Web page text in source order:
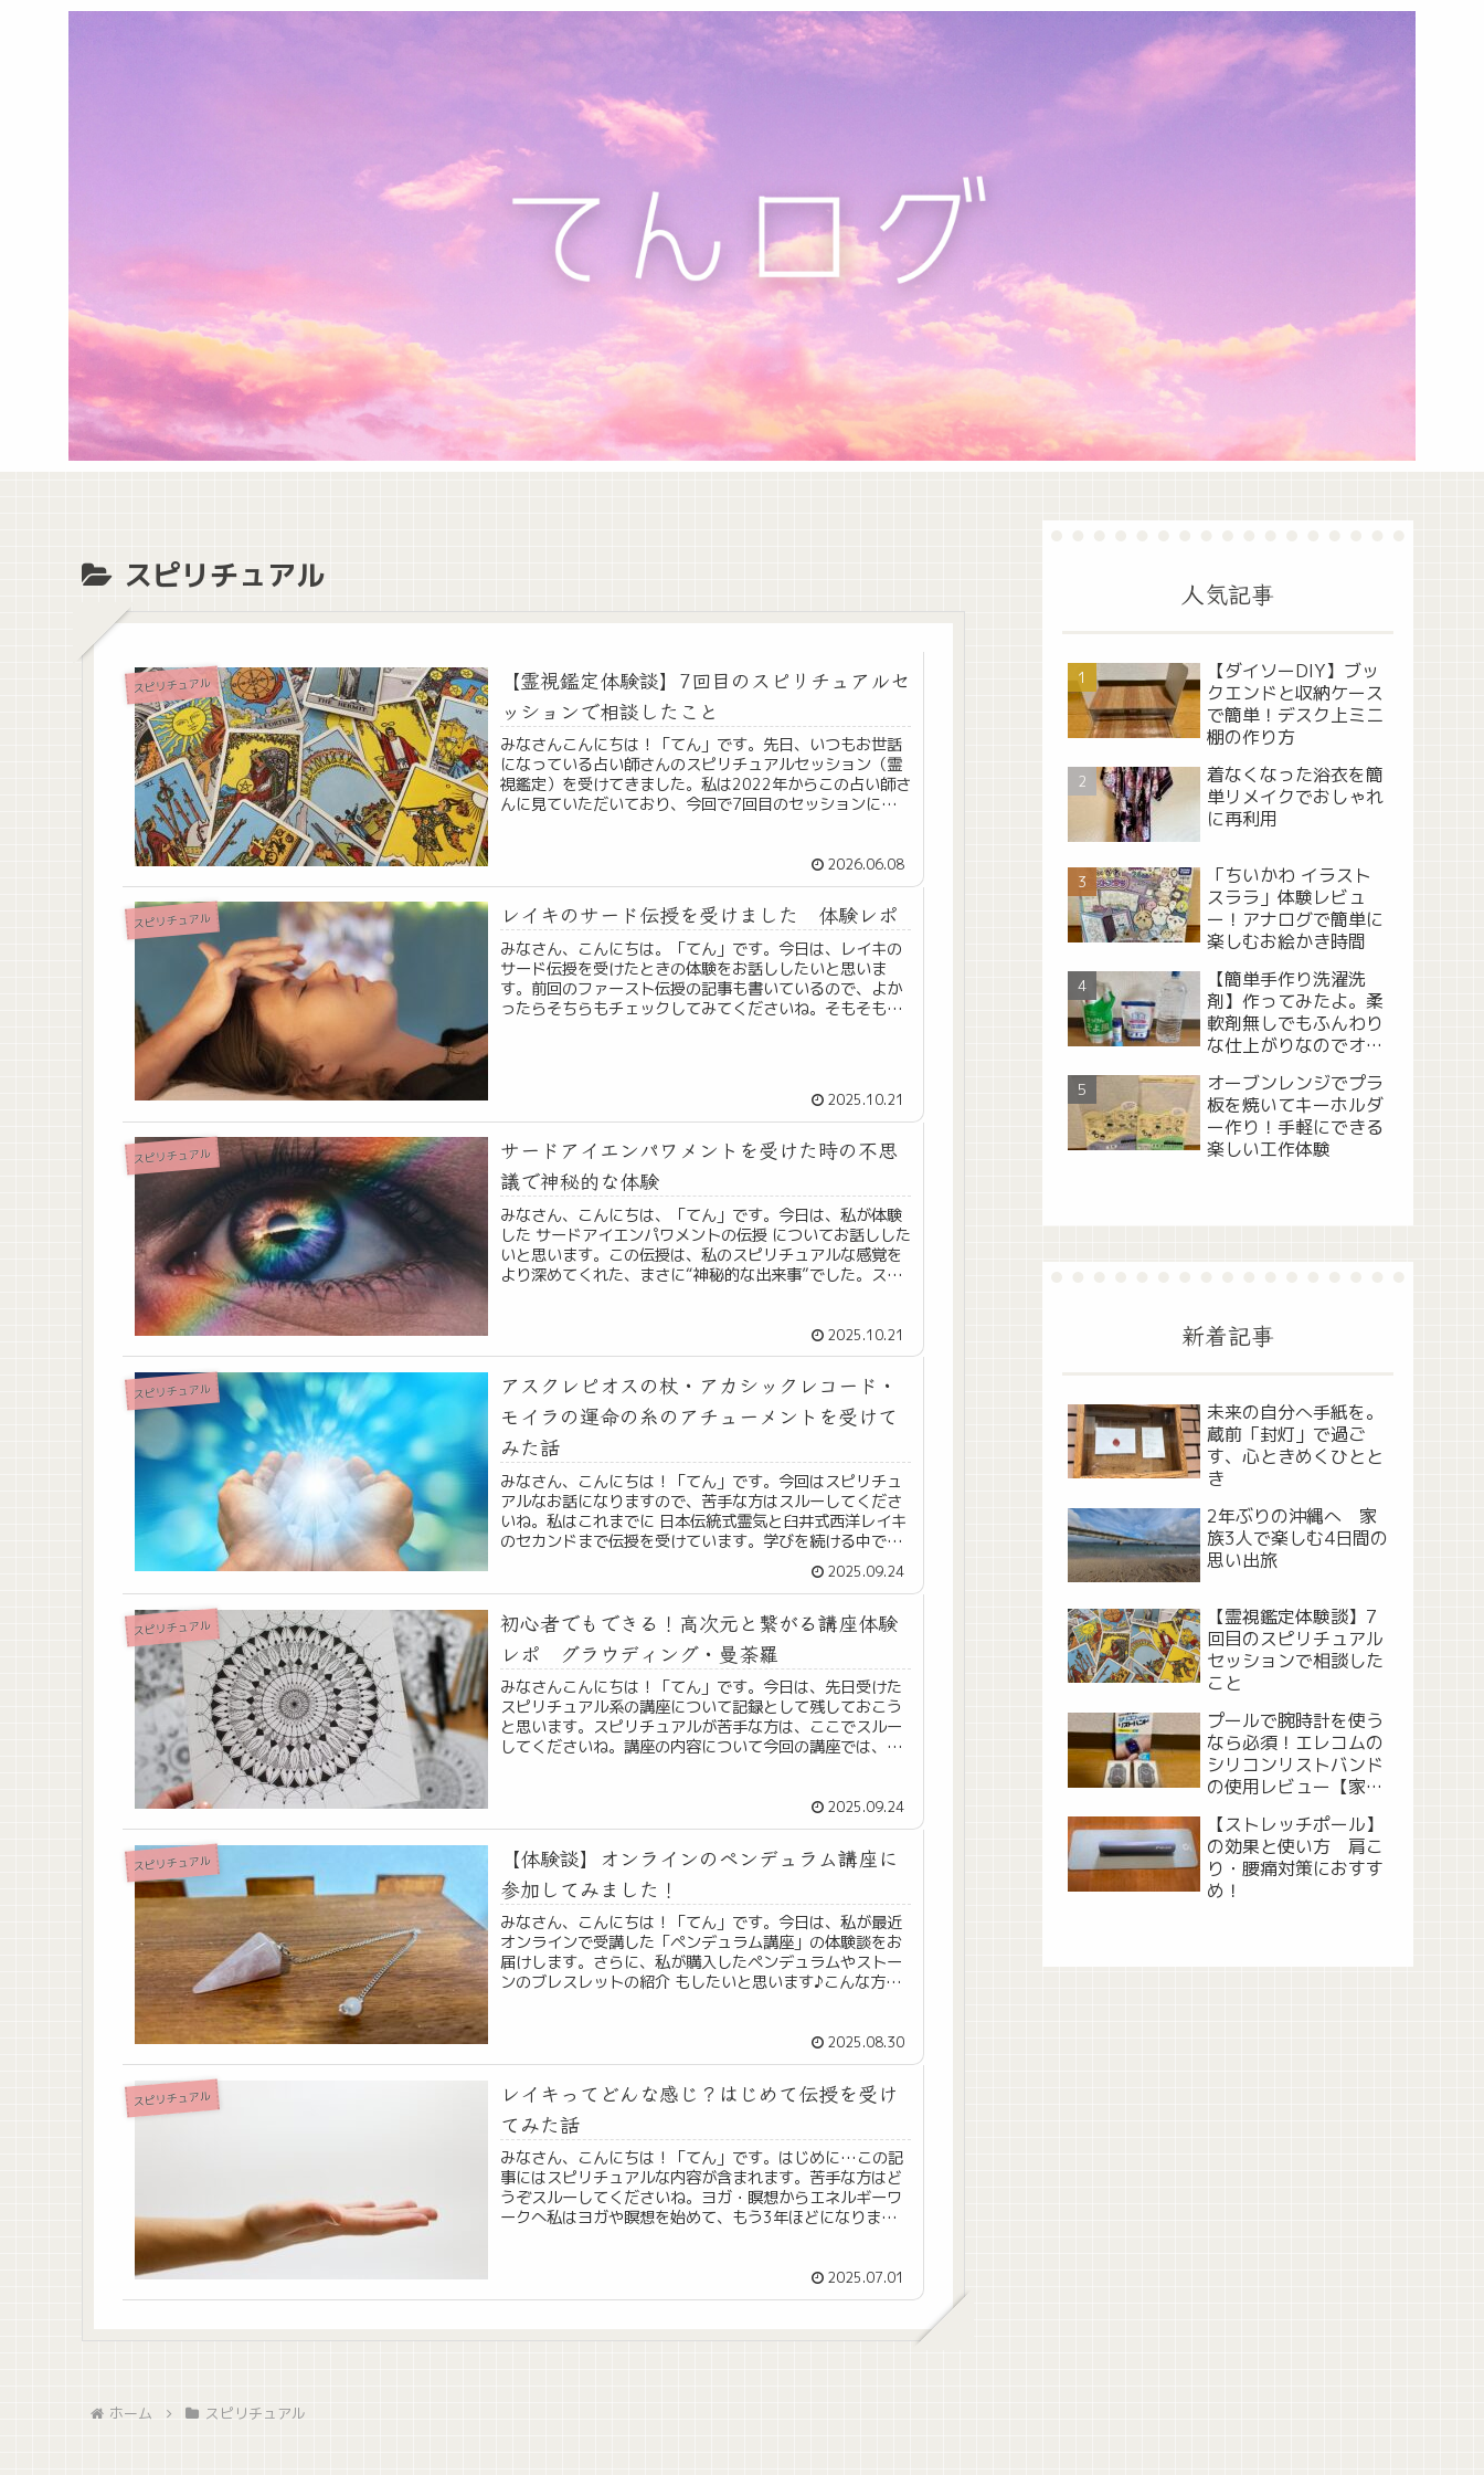
スピリチュアル
スピリチュアル
【霊視鑑定体験談】7回目のスピリチュアルセ
ッションで相談したこと
みなさんこんにちは！「てん」です。先日、いつもお世話
になっている占い師さんのスピリチュアルセッション（霊
視鑑定）を受けてきました。私は2022年からこの占い師さ
んに見ていただいており、今回で7回目のセッションにな
2026.06.08
スピリチュアル レイキのサード伝授を受けました 体験レポ
みなさん、こんにちは。「てん」です。今日は、レイキの
サード伝授を受けたときの体験をお話ししたいと思いま
す。前回のファースト伝授の記事も書いているので、よか
ったらそちらもチェックしてみてくださいね。そもそもレ
2025.10.21
スピリチュアル
サードアイエンパワメントを受けた時の不思
議で神秘的な体験
みなさん、こんにちは、「てん」です。今日は、私が体験
した サードアイエンパワメントの伝授 についてお話しした
いと思います。この伝授は、私のスピリチュアルな感覚を
より深めてくれた、まさに“神秘的な出来事”でした。スピ
2025.10.21
スピリチュアル
アスクレピオスの杖・アカシックレコード・
モイラの運命の糸のアチューメントを受けて
みた話
みなさん、こんにちは！「てん」です。今回はスピリチュ
アルなお話になりますので、苦手な方はスルーしてくださ
いね。私はこれまでに 日本伝統式霊気と臼井式西洋レイキ
のセカンドまで伝授を受けています。学びを続ける中で
2025.09.24
スピリチュアル
初心者でもできる！高次元と繋がる講座体験
レポ グラウディング・曼荼羅
みなさんこんにちは！「てん」です。今日は、先日受けた
スピリチュアル系の講座について記録として残しておこう
と思います。スピリチュアルが苦手な方は、ここでスルー
してくださいね。講座の内容について今回の講座では、高
2025.09.24
スピリチュアル
【体験談】オンラインのペンデュラム講座に
参加してみました！
みなさん、こんにちは！「てん」です。今日は、私が最近
オンラインで受講した「ペンデュラム講座」の体験談をお
届けします。さらに、私が購入したペンデュラムやストー
ンのブレスレットの紹介 もしたいと思います♪こんな方に
2025.08.30
スピリチュアル
レイキってどんな感じ？はじめて伝授を受け
てみた話
みなさん、こんにちは！「てん」です。はじめに…この記
事にはスピリチュアルな内容が含まれます。苦手な方はど
うぞスルーしてくださいね。ヨガ・瞑想からエネルギーワ
ークへ私はヨガや瞑想を始めて、もう3年ほどになりま
2025.07.01
ホーム スピリチュアル
人気記事
【ダイソーDIY】ブッ
クエンドと収納ケース
で簡単！デスク上ミニ
棚の作り方
着なくなった浴衣を簡
単リメイクでおしゃれ
に再利用
「ちいかわ イラスト
スララ」体験レビュ
ー！アナログで簡単に
楽しむお絵かき時間
【簡単手作り洗濯洗
剤】作ってみたよ。柔
軟剤無しでもふんわり
な仕上がりなのでオス
オーブンレンジでプラ
板を焼いてキーホルダ
ー作り！手軽にできる
楽しい工作体験
新着記事
未来の自分へ手紙を。
蔵前「封灯」で過ご
す、心ときめくひとと
き
2年ぶりの沖縄へ 家
族3人で楽しむ4日間の
思い出旅
【霊視鑑定体験談】7
回目のスピリチュアル
セッションで相談した
こと
プールで腕時計を使う
なら必須！エレコムの
シリコンリストバンド
の使用レビュー【家族
【ストレッチポール】
の効果と使い方 肩こ
り・腰痛対策におすす
め！